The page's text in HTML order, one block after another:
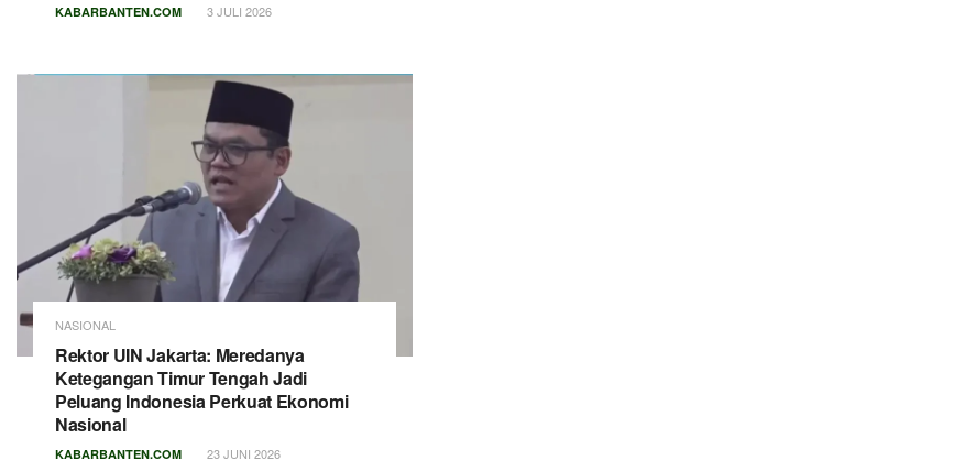
KABARBANTEN.COM 3 JULI 2026
NASIONAL
Rektor UIN Jakarta: Meredanya
Ketegangan Timur Tengah Jadi
Peluang Indonesia Perkuat Ekonomi
Nasional
KABARBANTEN.COM 23 JUNI 2026